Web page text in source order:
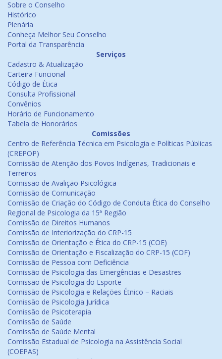
Sobre o Conselho
Histórico
Plenária
Conheça Melhor Seu Conselho
Portal da Transparência
Serviços
Cadastro & Atualização
Carteira Funcional
Código de Ética
Consulta Profissional
Convênios
Horário de Funcionamento
Tabela de Honorários
Comissões
Centro de Referência Técnica em Psicologia e Políticas Públicas
(CREPOP)
Comissão de Atenção dos Povos Indígenas, Tradicionais e
Terreiros
Comissão de Avalição Psicológica
Comissão de Comunicação
Comissão de Criação do Código de Conduta Ética do Conselho
Regional de Psicologia da 15ª Região
Comissão de Direitos Humanos
Comissão de Interiorização do CRP-15
Comissão de Orientação e Ética do CRP-15 (COE)
Comissão de Orientação e Fiscalização do CRP-15 (COF)
Comissão de Pessoa com Deficiência
Comissão de Psicologia das Emergências e Desastres
Comissão de Psicologia do Esporte
Comissão de Psicologia e Relações Étnico – Raciais
Comissão de Psicologia Jurídica
Comissão de Psicoterapia
Comissão de Saúde
Comissão de Saúde Mental
Comissão Estadual de Psicologia na Assistência Social
(COEPAS)